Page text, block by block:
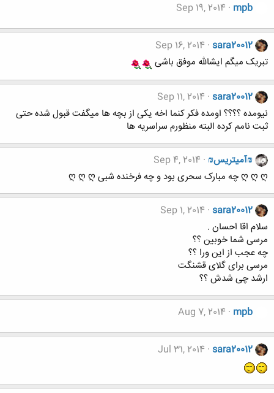
mpb
Sep 19, 2014
sara20012
Sep 16, 2014
تبریک میگم ایشالله موفق باشی
sara20012
Sep 11, 2014
نیومده ؟؟؟؟ اومده فکر کنما اخه یکی از بچه ها میگفت قبول شده حتی
ثبت نامم کرده البته منظورم سراسریه ها
₪آمیتریس₪ Sep 4, 2014
ღ ღ ღ چه مبارک سحری بود و چه فرخنده شبی ღ ღ ღ
sara20012
Sep 1, 2014
سلام اقا احسان .
مرسی شما خوبین ؟؟
چه عجب از این ورا ؟؟
مرسی برای گلای قشنگت
ارشد چی شدش ؟؟
mpb
Aug 7, 2014
sara20012
Jul 31, 2014